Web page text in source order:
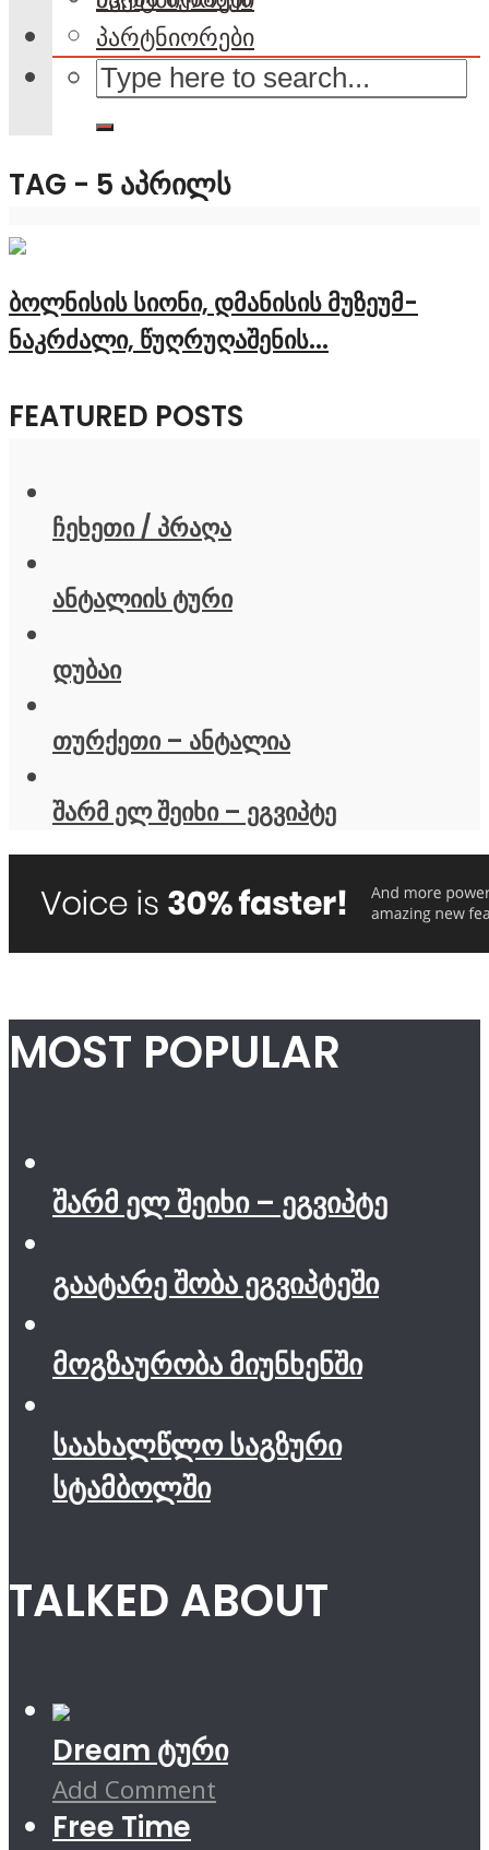
პარტნიორები
TAG - 5 ᲐᲞᲠᲘᲚᲡ
ბოლნისის სიონი, დმანისის მუზეუმ-
ნაკრძალი, წუღრუღაშენის...
FEATURED POSTS
ჩეხეთი / პრაღა
ანტალიის ტური
დუბაი
თურქეთი – ანტალია
შარმ ელ შეიხი – ეგვიპტე
MOST POPULAR
შარმ ელ შეიხი – ეგვიპტე
გაატარე შობა ეგვიპტეში
მოგზაურობა მიუნხენში
საახალწლო საგზური
სტამბოლში
TALKED ABOUT
Dream ტური
Add Comment
Free Time